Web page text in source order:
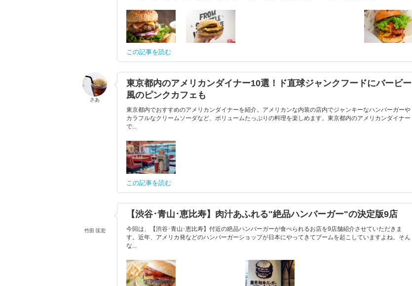
この記事を読む
さあ
東京都内のアメリカンダイナー10選！ド直球ジャンクフードにバービー
風のピンクカフェも
東京都内でおすすめのアメリカンダイナーを紹介。アメリカンな内装の店内でジャンキーなハンバーガーや
カラフルなクリームソーダなど、ボリュームたっぷりの料理を楽しめます。東京都内のアメリカンダイナー
で...
この記事を読む
竹田 匡宏
【渋谷･青山･恵比寿】肉汁あふれる"絶品ハンバーガー"の決定版9店
今回は、【渋谷･青山･恵比寿】付近の絶品ハンバーガーが食べられるお店を9店舗紹介させていただきま
す。近年、アメリカ発などのハンバーガーショップが日本にやってきてブームを起こしていますよね。そん
な...